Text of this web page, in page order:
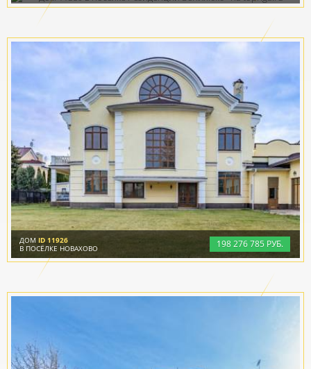
198276785 РУБ.
ДОМ ID 11926
В ПОСЁЛКЕ НОВАХОВО